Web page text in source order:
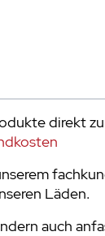
direkt
Läden.
auch